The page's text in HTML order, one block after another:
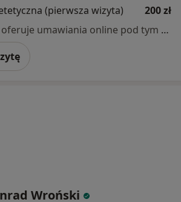
(pierwsza wizyta)
200 zł
Specjalista nie oferuje umawiania online pod tym adresem.
Wroński